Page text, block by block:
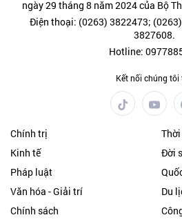
ngày 29 tháng 8 năm 2024 của Bộ
Điện thoại: (0263) 3822473;
3827608.
Hotline:
Kết nối chúng tôi
Chính trị
Kinh tế
Đời
Pháp luật
Văn hóa - Giải trí
Du
Chính sách